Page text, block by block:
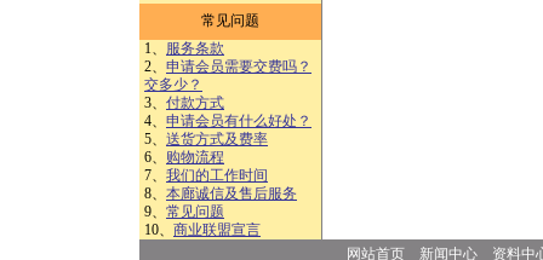
常见问题
1、 服务条款
2、 申请会员需要交费吗？
交多少？
3、 付款方式
4、 申请会员有什么好处？
5、 送货方式及费率
6、 购物流程
7、 我们的工作时间
8、 本廊诚信及售后服务
9、 常见问题
10、 商业联盟宣言
网站首页 新闻中心
资料中